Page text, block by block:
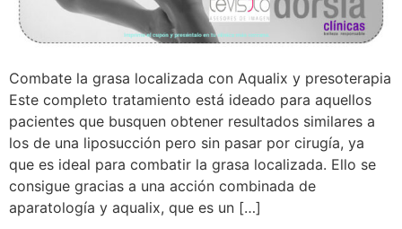
Combate la grasa localizada con Aqualix y presoterapia
Este completo tratamiento está ideado para aquellos
pacientes que busquen obtener resultados similares a
los de una liposucción pero sin pasar por cirugía, ya
que es ideal para combatir la grasa localizada. Ello se
consigue gracias a una acción combinada de
aparatología y aqualix, que es un […]